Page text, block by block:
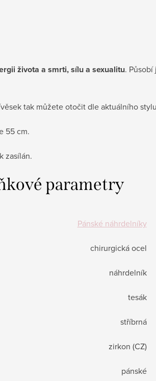
života a smrti, sílu a sexualitu.
tak můžete otočit dle aktuálního
55 cm.
zasílán.
parametry
Pánské náhrdelníky
chirurgická ocel
náhrdelník
tesák
stříbrná
zirkon (CZ)
pánské